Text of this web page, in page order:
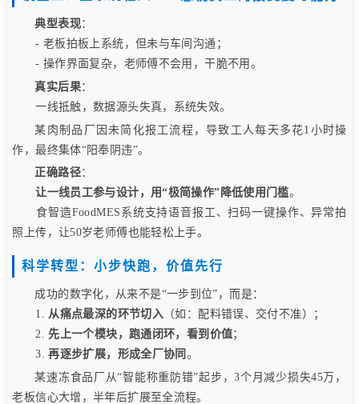
典型表现：
- 老板拍板上系统，但未与车间沟通；
- 操作界面复杂，老师傅不会用，干脆不用。
真实后果：
一线抵触，数据源头失真，系统失效。
某肉制品厂因未简化报工流程，导致工人每天多花1小时操
作，最终集体“阳奉阴违”。
正确路径：
让一线员工参与设计，用“极简操作”降低使用门槛。
食智造FoodMES系统支持语音报工、扫码一键操作、异常拍
照上传，让50岁老师傅也能轻松上手。
科学转型：小步快跑，价值先行
成功的数字化，从来不是“一步到位”，而是：
1. 从痛点最深的环节切入 （如：配料错误、交付不准）；
2.先上一个模块，跑通闭环，看到价值；
3.再逐步扩展，形成全厂协同 。
某速冻食品厂从“智能称重防错”起步，3个月减少损失45万，
老板信心大增，半年后扩展至全流程。